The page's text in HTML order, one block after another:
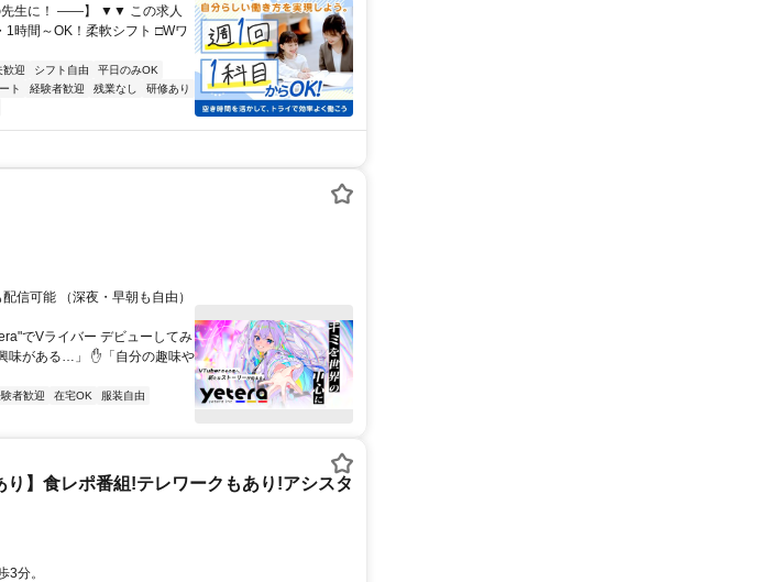
先生に！ ――】 ▼▼ この求人
時間～OK！柔軟シフト □Wワ
歓迎 シフト自由
平日のみOK
ト 経験者歓迎 残業なし
研修あり
信可能 （深夜・早朝も自由）
でVライバー デビューしてみ
味がある…」 ✋「自分の趣味や
者歓迎 在宅OK
服装自由
】食レポ番組!テレワークもあり!アシスタ
3分。